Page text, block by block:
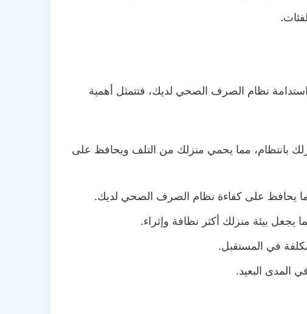
نظام الصرف الصحي لديك، فتتمثل أهمية
بانتظام، مما يحمي منزلك من التلف ويحافظ على
يحافظ على كفاءة نظام الصرف الصحي لديك.
بيئة منزلك أكثر نظافة وإثراء.
في المستقبل.
المدى البعيد.